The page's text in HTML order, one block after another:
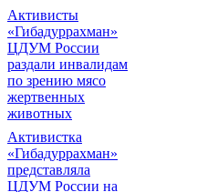
Активисты
«Гибадуррахман»
ЦДУМ России
раздали инвалидам
по зрению мясо
жертвенных
животных
Активистка
«Гибадуррахман»
представляла
ЦДУМ России на